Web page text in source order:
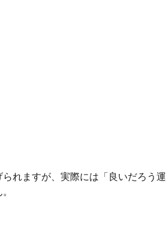
れますが、実際には「良いだろう運